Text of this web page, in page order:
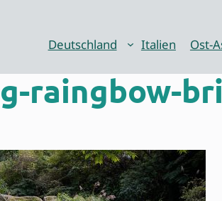
Deutschland Italien Ost-
raingbow-